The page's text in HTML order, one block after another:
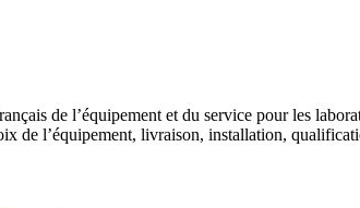
de l’équipement et du service pour les
de l’équipement, livraison, installation,